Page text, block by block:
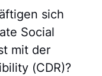
sich
Social
mit der
(CDR)?